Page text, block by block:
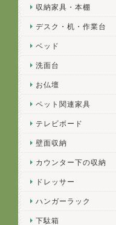
収納家具・本棚
デスク・机・作業台
ベッド
洗面台
お仏壇
ペット関連家具
テレビボード
壁面収納
カウンター下の収納
ドレッサー
ハンガーラック
下駄箱